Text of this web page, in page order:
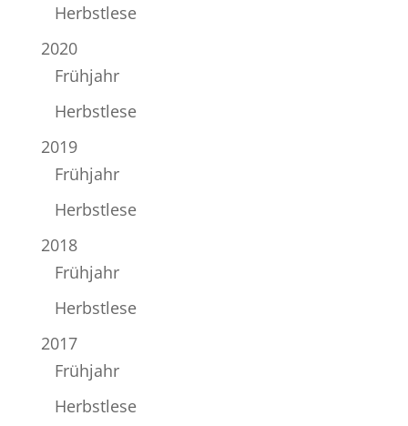
Herbstlese
2020
Frühjahr
Herbstlese
2019
Frühjahr
Herbstlese
2018
Frühjahr
Herbstlese
2017
Frühjahr
Herbstlese